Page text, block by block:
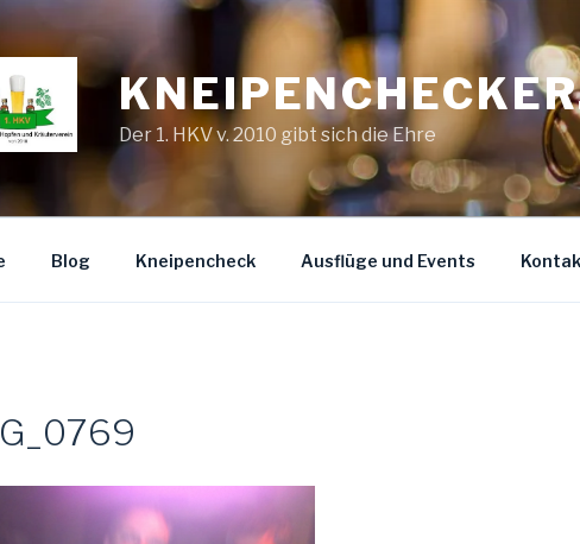
Der 1. HKV v. 2010 gibt sich die Ehre
Blog Kneipencheck Ausflüge und Events